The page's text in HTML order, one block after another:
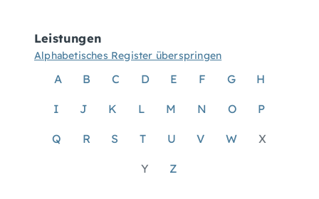
Leistungen
Alphabetisches Register überspringen
A B C D E F G H
I J K L M N O P
Q R S T U V W X
Y Z